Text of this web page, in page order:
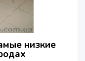
низкие